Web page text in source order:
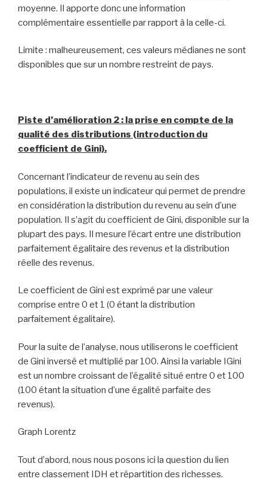
moyenne. Il apporte donc une information
complémentaire essentielle par rapport à la celle-ci.
Limite : malheureusement, ces valeurs médianes ne sont
disponibles que sur un nombre restreint de pays.
Piste d’amélioration 2 : la prise en compte de la
qualité des distributions (introduction du
coefficient de Gini).
Concernant l’indicateur de revenu au sein des
populations, il existe un indicateur qui permet de prendre
en considération la distribution du revenu au sein d’une
population. Il s’agit du coefficient de Gini, disponible sur la
plupart des pays. Il mesure l’écart entre une distribution
parfaitement égalitaire des revenus et la distribution
réelle des revenus.
Le coefficient de Gini est exprimé par une valeur
comprise entre 0 et 1 (0 étant la distribution
parfaitement égalitaire).
Pour la suite de l’analyse, nous utiliserons le coefficient
de Gini inversé et multiplié par 100. Ainsi la variable IGini
est un nombre croissant de l’égalité situé entre 0 et 100
(100 étant la situation d’une égalité parfaite des
revenus).
Graph Lorentz
Tout d’abord, nous nous posons ici la question du lien
entre classement IDH et répartition des richesses.